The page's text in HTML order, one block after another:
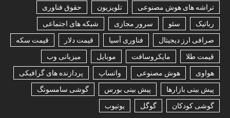
تراشه های هوش مصنوعی
تلویزیون
حقوق فناوری
رباتیک
سئو سرور مجازی
شبکه های اجتماعی
صرافی ارز دیجیتال
فناوری آسیا قیمت دلار
قیمت سکه
قیمت طلا
مایکروسافت موبایل
میزبانی وب
هواوی
هوش مصنوعی واتساپ
پردازنده های گرافیکی
پیش بینی بازارها
پیش بینی بورس
گوشی سامسونگ
گوشی کودکان
گوگل یوتیوب